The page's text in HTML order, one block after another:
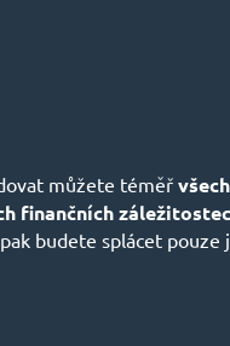
můžete téměř
finančních
budete splácet pouze